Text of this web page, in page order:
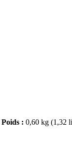
Poids : 0,60 kg (1,32